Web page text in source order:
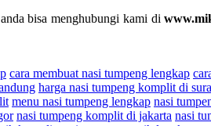
bisa menghubungi kami di
cara membuat nasi tumpeng lengkap
harga nasi tumpeng komplit di
menu nasi tumpeng lengkap nasi
nasi tumpeng komplit di jakarta nasi